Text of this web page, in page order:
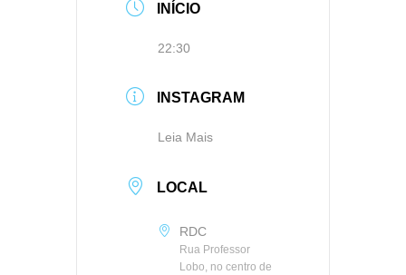
INÍCIO
22:30
INSTAGRAM
Leia Mais
LOCAL
RDC
Rua Professor
Lobo, no centro de